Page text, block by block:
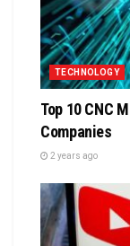
TECHNOLOGY
Top 10 CNC
Companies
2 years ago